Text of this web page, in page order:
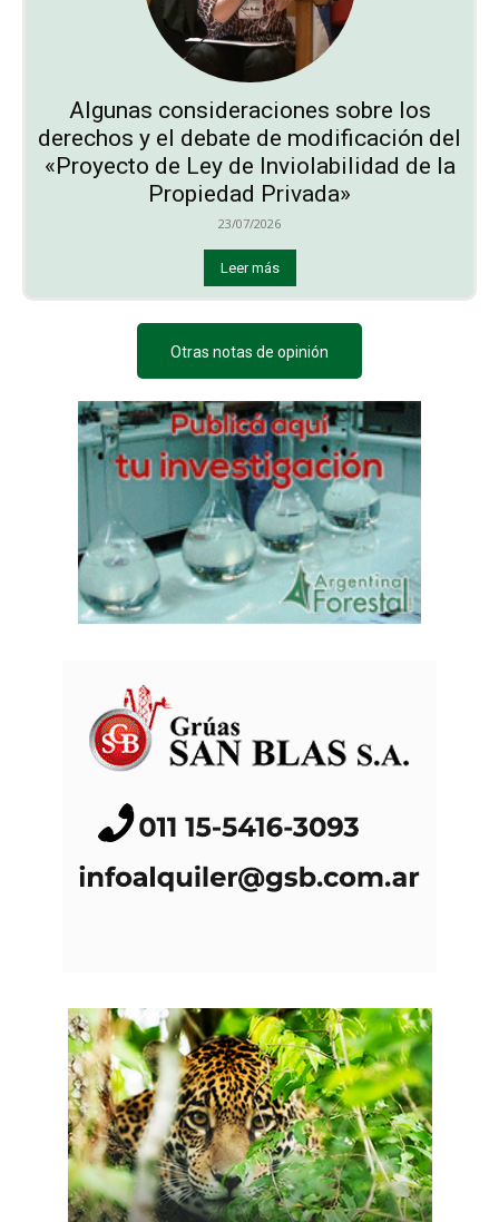
Algunas consideraciones sobre los
derechos y el debate de modificación del
«Proyecto de Ley de Inviolabilidad de la
Propiedad Privada»
23/07/2026
Leer más
Otras notas de opinión